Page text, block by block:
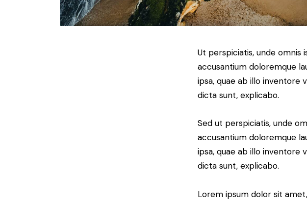
Ut perspiciatis, unde
accusantium doloremque
ipsa, quae ab illo inventore
dicta sunt, explicabo.
Sed ut perspiciatis, unde
accusantium doloremque
ipsa, quae ab illo inventore
dicta sunt, explicabo.
Lorem ipsum dolor sit